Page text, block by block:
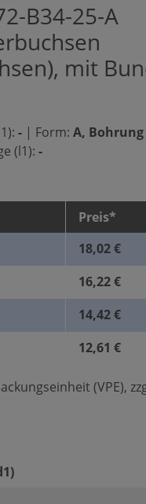
B34-25-A
mit
- | Form: A,
(l1): -
Preis*
18,02 €
16,22 €
14,42 €
12,61 €
(VPE),
auswählen